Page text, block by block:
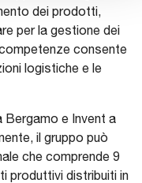
dei prodotti,
per la gestione dei
consente
logistiche e le
Bergamo e Invent a
il gruppo può
che comprende 9
produttivi distribuiti in